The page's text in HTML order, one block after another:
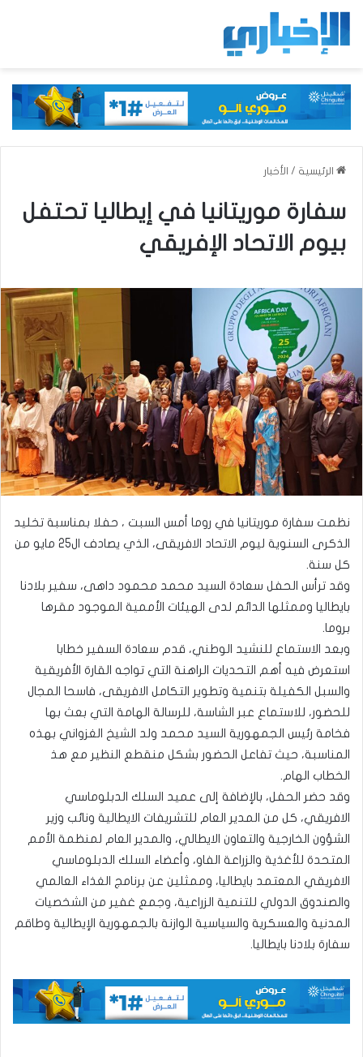
الرئيسية / الأخبار
سفارة موريتانيا في إيطاليا تحتفل
بيوم الاتحاد الإفريقي
نظمت سفارة موريتانيا في روما أمس السبت ، حفلا بمناسبة تخليد
الذكرى السنوية ليوم الاتحاد الافريقى، الذي يصادف ال25 مايو من
كل سنة.
وقد ترأس الحفل سعادة السيد محمد محمود داهى، سفير بلادنا
بايطاليا وممثلها الدائم لدى الهيئات الأممية الموجود مقرها
بروما.
وبعد الاستماع للنشيد الوطني، قدم سعادة السفير خطابا
استعرض فيه أهم التحديات الراهنة التي تواجه القارة الأفريقية
والسبل الكفيلة بتنمية وتطوير التكامل الافريقى، فاسحا المجال
للحضور، للاستماع عبر الشاسة، للرسالة الهامة التي بعث بها
فخامة رئيس الجمهورية السيد محمد ولد الشيخ الغزواني بهذه
المناسبة، حيث تفاعل الحضور بشكل منقطع النظير مع هذ
الخطاب الهام.
وقد حضر الحفل، بالإضافة إلى عميد السلك الدبلوماسي
الافريقي، كل من المدير العام للتشريفات الايطالية ونائب وزير
الشؤون الخارجية والتعاون الايطالي، والمدير العام لمنظمة الأمم
المتحدة للأغذية والزراعة الفاو، وأعضاء السلك الدبلوماسي
الافريقي المعتمد بايطاليا، وممثلين عن برنامج الغذاء العالمي
والصندوق الدولي للتنمية الزراعية، وجمع غفير من الشخصيات
المدنية والعسكرية والسياسية الوازنة بالجمهورية الإيطالية وطاقم
سفارة بلادنا بايطاليا.